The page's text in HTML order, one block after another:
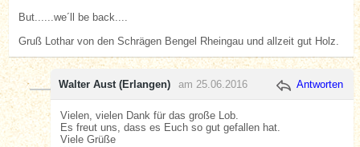
But......we´ll be back....
Gruß Lothar von den Schrägen Bengel Rheingau und allzeit gut Holz.
Walter Aust (Erlangen) am 25.06.2016 Antworten
Vielen, vielen Dank für das große Lob.
Es freut uns, dass es Euch so gut gefallen hat.
Viele Grüße